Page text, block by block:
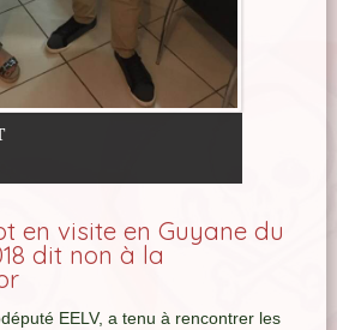
en visite en Guyane du
dit non à la
EELV, a tenu à rencontrer les